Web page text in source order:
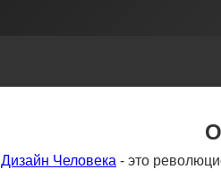
Дизайн Человека - это